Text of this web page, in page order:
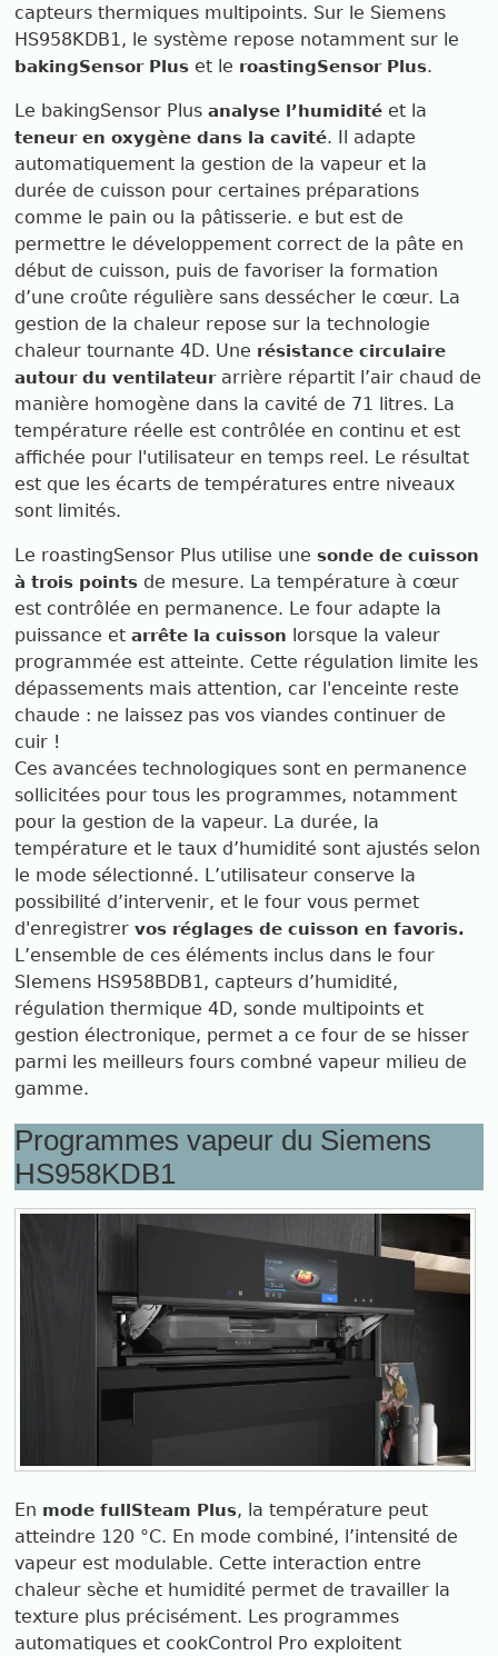
capteurs thermiques multipoints. Sur le Siemens
HS958KDB1, le système repose notamment sur le
bakingSensor Plus et le roastingSensor Plus.
Le bakingSensor Plus analyse l’humidité et la
teneur en oxygène dans la cavité. Il adapte
automatiquement la gestion de la vapeur et la
durée de cuisson pour certaines préparations
comme le pain ou la pâtisserie. e but est de
permettre le développement correct de la pâte en
début de cuisson, puis de favoriser la formation
d’une croûte régulière sans dessécher le cœur. La
gestion de la chaleur repose sur la technologie
chaleur tournante 4D. Une résistance circulaire
autour du ventilateurarrière répartit l’air chaud de
manière homogène dans la cavité de 71 litres. La
température réelle est contrôlée en continu et est
affichée pour l'utilisateur en temps reel. Le résultat
est que les écarts de températures entre niveaux
sont limités.
Le roastingSensor Plus utilise unesonde de cuisson
à trois points de mesure. La température à cœur
est contrôlée en permanence. Le four adapte la
puissance etarrête la cuisson lorsque la valeur
programmée est atteinte. Cette régulation limite les
dépassements mais attention, car l'enceinte reste
chaude : ne laissez pas vos viandes continuer de
cuir !
Ces avancées technologiques sont en permanence
sollicitées pour tous les programmes, notamment
pour la gestion de la vapeur. La durée, la
température et le taux d’humidité sont ajustés selon
le mode sélectionné. L’utilisateur conserve la
possibilité d’intervenir, et le four vous permet
d'enregistrervos réglages de cuisson en favoris.
L’ensemble de ces éléments inclus dans le four
SIemens HS958BDB1, capteurs d’humidité,
régulation thermique 4D, sonde multipoints et
gestion électronique, permet a ce four de se hisser
parmi les meilleurs fours combné vapeur milieu de
gamme.
Programmes vapeur du Siemens
HS958KDB1
En mode fullSteam Plus, la température peut
atteindre 120 °C. En mode combiné, l’intensité de
vapeur est modulable. Cette interaction entre
chaleur sèche et humidité permet de travailler la
texture plus précisément. Les programmes
automatiques et cookControl Pro exploitent